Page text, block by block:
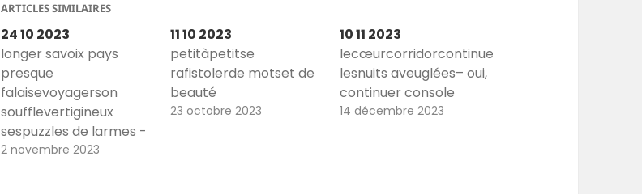
ARTICLES SIMILAIRES
24 10 2023
longer savoix pays
presque
falaisevoyagerson
soufflevertigineux
sespuzzles de larmes -
- Poème autodaté mais
2 novembre 2023
11 10 2023
petitàpetitse
rafistolerde motset de
beauté
23 octobre 2023
10 11 2023
lecœurcorridorcontinue
lesnuits aveuglées– oui,
continuer console
14 décembre 2023